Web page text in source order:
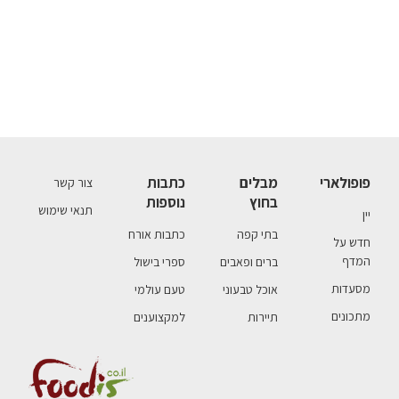
פופולארי
יין
חדש על
המדף
מסעדות
מתכונים
מבלים
בחוץ
בתי קפה
ברים ופאבים
אוכל טבעוני
תיירות
כתבות
נוספות
כתבות אורח
ספרי בישול
טעם עולמי
למקצוענים
צור קשר
תנאי שימוש